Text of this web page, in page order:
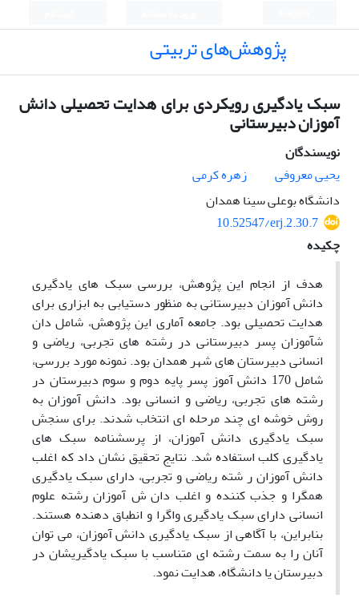
پژوهش‌های تربیتی
سبک یادگیری رویکردی برای هدایت تحصیلی دانش
‌آموزان دبیرستانی
نویسندگان
یحیی معروفی
زهره کرمی
دانشگاه بوعلی سینا همدان
10.52547/erj.2.30.7
چکیده
هدف از انجام این پژوهش، بررسی سبک های یادگیری
دانش آموزان دبیرستانی به منظور دستیابی به ابزاری برای
هدایت تحصیلی بود. جامعه آماری این پژوهش، شامل دان
شآموزان پسر دبیرستانی در رشته های تجربی، ریاضی و
انسانی دبیرستان های شهر همدان بود. نمونه مورد بررسی،
شامل 170 دانش آموز پسر پایه دوم و سوم دبیرستان در
رشته های تجربی، ریاضی و انسانی بود. دانش آموزان به
روش خوشه ای چند مرحله ای انتخاب شدند. برای سنجش
سبک یادگیری دانش آموزان، از پرسشنامه سبک های
یادگیری کلب استفاده شد. نتایج تحقیق نشان داد که اغلب
دانش آموزان ر شته ریاضی و تجربی، دارای سبک یادگیری
همگرا و جذب کننده و اغلب دان ش آموزان رشته علوم
انسانی دارای سبک یادگیری واگرا و انطباق دهنده هستند.
بنابراین، با آگاهی از سبک یادگیری دانش آموزان، می توان
آنان را به سمت رشته ای متناسب با سبک یادگیریشان در
دبیرستان یا دانشگاه، هدایت نمود.